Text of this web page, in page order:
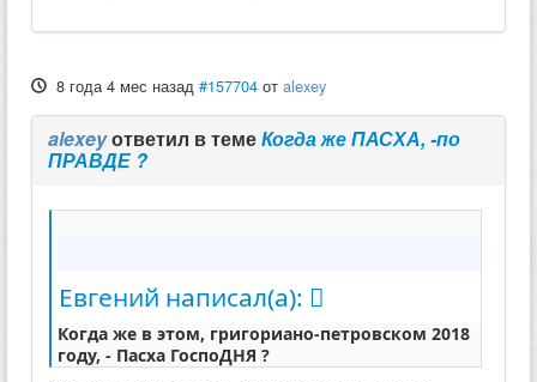
8 года 4 мес назад #157704 отalexey
alexeyответил в темеКогда же ПАСХА, -по
ПРАВДЕ ?
Евгений написал(а):
Когда же в этом, григориано-петровском 2018
году, - Пасха ГоспоДНЯ ?